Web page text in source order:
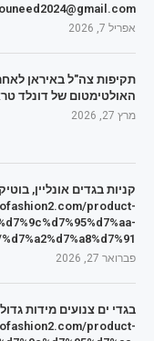
אפריל 7, 2026
תקיפות צה"ל באיראן
האולטימטום של דונלד
מרץ 27, 2026
קניות בגדים אונליין,
product-
%d7%a2%d7%a8%d7%91/
פברואר 27, 2026
בגדי ים צנועים מידות
product-